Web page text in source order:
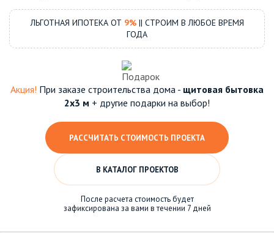
ЛЬГОТНАЯ ИПОТЕКА ОТ 9%|| СТРОИМ В ЛЮБОЕ ВРЕМЯ
ГОДА
Акция! При заказе строительства дома - щитовая бытовка
2х3 м + другие подарки на выбор!
РАССЧИТАТЬ СТОИМОСТЬ ПРОЕКТА
В КАТАЛОГ ПРОЕКТОВ
После расчета стоимость будет
зафиксирована за вами в течении 7 дней